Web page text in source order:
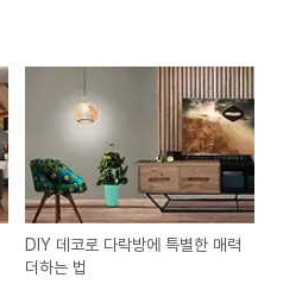
DIY 데코로 다락방에 특별한 매력
더하는 법